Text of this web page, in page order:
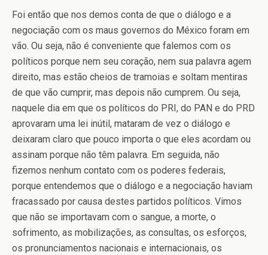
Foi então que nos demos conta de que o diálogo e a
negociação com os maus governos do México foram em
vão. Ou seja, não é conveniente que falemos com os
políticos porque nem seu coração, nem sua palavra agem
direito, mas estão cheios de tramoias e soltam mentiras
de que vão cumprir, mas depois não cumprem. Ou seja,
naquele dia em que os políticos do PRI, do PAN e do PRD
aprovaram uma lei inútil, mataram de vez o diálogo e
deixaram claro que pouco importa o que eles acordam ou
assinam porque não têm palavra. Em seguida, não
fizemos nenhum contato com os poderes federais,
porque entendemos que o diálogo e a negociação haviam
fracassado por causa destes partidos políticos. Vimos
que não se importavam com o sangue, a morte, o
sofrimento, as mobilizações, as consultas, os esforços,
os pronunciamentos nacionais e internacionais, os